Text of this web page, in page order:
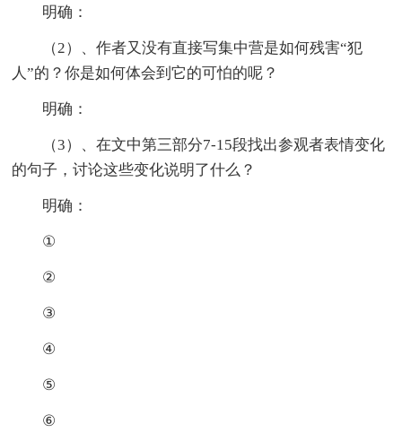
明确：
（2）、作者又没有直接写集中营是如何残害“犯
人”的？你是如何体会到它的可怕的呢？
明确：
（3）、在文中第三部分7-15段找出参观者表情变化
的句子，讨论这些变化说明了什么？
明确：
①
②
③
④
⑤
⑥